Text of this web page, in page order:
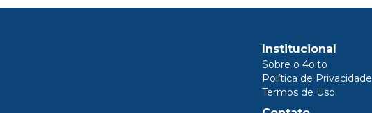
Institucional
Sobre o 4oito
Política de Privacidade
Termos de Uso